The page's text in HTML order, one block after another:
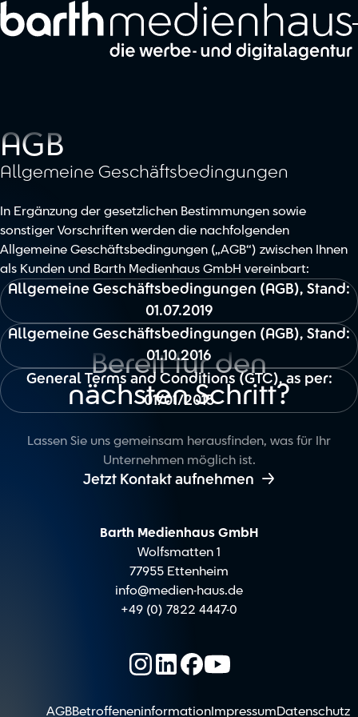
Zum Hauptinhalt springen
AGB
Allgemeine Geschäftsbedingungen
In Ergänzung der gesetzlichen Bestimmungen sowie
sonstiger Vorschriften werden die nachfolgenden
Allgemeine Geschäftsbedingungen („AGB“) zwischen Ihnen
als Kunden und Barth Medienhaus GmbH vereinbart:
Allgemeine Geschäftsbedingungen (AGB), Stand:
01.07.2019
Allgemeine Geschäftsbedingungen (AGB), Stand:
01.10.2016
General Terms and Conditions (GTC), as per:
01/01/2015
Bereit für den
nächsten Schritt?
Lassen Sie uns gemeinsam herausfinden, was für Ihr
Unternehmen möglich ist.
Jetzt Kontakt aufnehmen 
Barth Medienhaus GmbH
Wolfsmatten 1
77955 Ettenheim
info@medien-haus.de
+49 (0) 7822 4447-0
AGBBetroffeneninformation ImpressumDatenschutz